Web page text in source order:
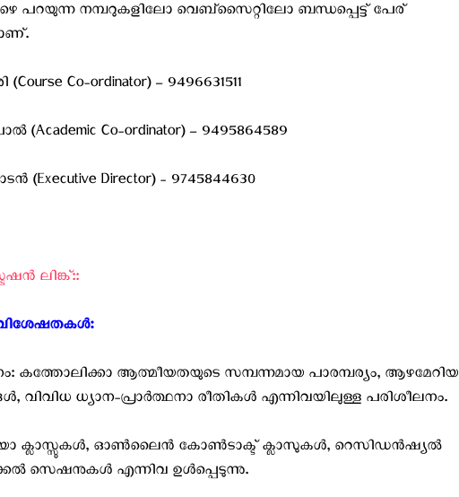
പറയുന്ന നമ്പറുകളിലോ വെബ്സൈറ്റിലോ ബന്ധപ്പെട്ട് പേര്
Co-ordinator) – 9496631511
Co-ordinator) – 9495864589
(Executive Director) - 9745844630
ലിങ്ക്::
കത്തോലിക്കാ ആത്മീയതയുടെ സമ്പന്നമായ പാരമ്പര്യം, ആഴമേറിയ
വിവിധ ധ്യാന-പ്രാർത്ഥനാ രീതികൾ എന്നിവയിലുള്ള പരിശീലനം.
ക്ലാസ്സുകൾ, ഓൺലൈൻ കോൺടാക്ട് ക്ലാസുകൾ, റെസിഡൻഷ്യൽ
സെഷനുകൾ എന്നിവ ഉൾപ്പെടുന്നു.